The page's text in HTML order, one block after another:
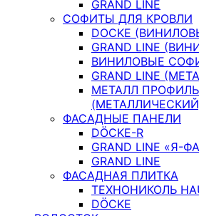
GRAND LINE
СОФИТЫ ДЛЯ КРОВЛИ
DOCKE
GRAND LINE
ВИНИЛОВЫЕ
GRAND LINE
МЕТАЛЛ ПРОФИЛЬ
ФАСАДНЫЕ ПАНЕЛИ
DÖCKE-R
GRAND LINE «Я-
GRAND LINE
ФАСАДНАЯ ПЛИТКА
ТЕХНОНИКОЛЬ
DÖCKE